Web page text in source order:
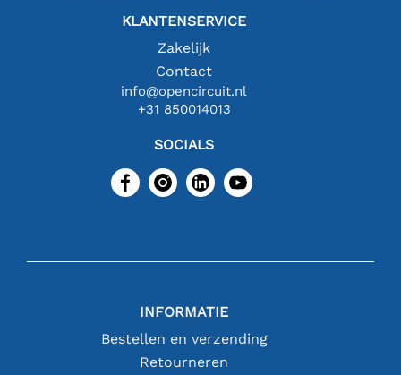
KLANTENSERVICE
Zakelijk
Contact
info@opencircuit.nl
+31 850014013
SOCIALS
INFORMATIE
Bestellen en verzending
Retourneren